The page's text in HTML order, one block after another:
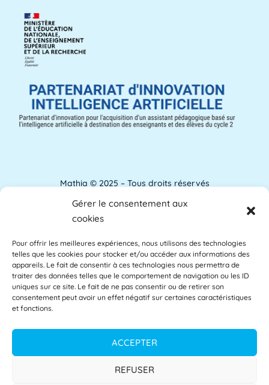
Gérer le consentement aux
cookies
Pour offrir les meilleures expériences, nous utilisons des technologies
telles que les cookies pour stocker et/ou accéder aux informations des
appareils. Le fait de consentir à ces technologies nous permettra de
traiter des données telles que le comportement de navigation ou les ID
uniques sur ce site. Le fait de ne pas consentir ou de retirer son
consentement peut avoir un effet négatif sur certaines caractéristiques
et fonctions.
ACCEPTER
REFUSER
Aménagements d'apprentissage
Les aménagements d'apprentissage peuvent
faire référence à du temps supplémentaire
pour la [...]
ANACT
ANACT est l'acronyme de l'Agence nationale
Analyse de l'apprentissage
les commentaires des étudiants comme base
des [...]Lire plus »
APAE
L'APAE, ou Attaché Principal d'Administration
de l'État, est un fonctionnaire de l'Éducation
Mathia © 2025 – Tous droits réservés
Mentions Légales
Accessibilité
Glossaire
Centre d’aide
CGU